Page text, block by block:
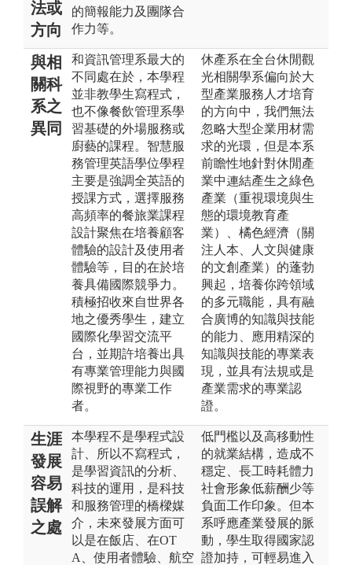
法或
方向
的簡報能力及團隊合
作力等。
與相
關科
系之
異同
和資訊管理系最大的
不同處在於，本學程
並非教學生寫程式，
也不像餐飲管理系學
習基礎的外場服務或
廚藝的課程。智慧服
務管理英語學位學程
主要是強調全英語的
授課方式，選擇服務
高頻率的餐旅業課程
設計聚焦在培養顧客
體驗的設計及使用者
體驗等，目的在於培
養具備國際競爭力。
積極招收來自世界各
地之優秀學生，建立
國際化學習交流平
台，並期許培養出具
有專業管理能力與國
際視野的專業工作
者。
休產系在全台休閒觀
光相關學系偏向於大
型產業服務人才培育
的方向中，我們無法
忽略大型企業用材需
求的光環，但是本系
前瞻性地針對休閒產
業中連結產生之綠色
產業（重視環境與生
態的環境教育產
業）、橘色經濟（關
注人本、人文與健康
的文創產業）的蓬勃
興起，培養你跨領域
的多元職能，具有融
合廣博的知識與技能
的能力、應用精深的
知識與技能的專業表
現，並具有法規或是
產業需求的專業認
證。
生涯
發展
容易
誤解
之處
本學程不是學程式設
計、所以不寫程式，
是學習資訊的分析、
科技的運用，是科技
和服務管理的橋樑媒
介，未來發展方面可
以是在飯店、在OT
A、使用者體驗、航空
低門檻以及高移動性
的就業結構，造成不
穩定、長工時耗體力
社會形象低薪酬少等
負面工作印象。但本
系呼應產業發展的脈
動，學生取得國家認
證加持，可輕易進入